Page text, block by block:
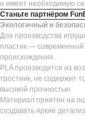
и имеет необходимую
Станьте партнёром
Экологичный и
Для производства
пластик — современный
происхождения.
PLA производится из
тростник, не содержит
высокой прочностью.
Материал приятен на
создавать яркие